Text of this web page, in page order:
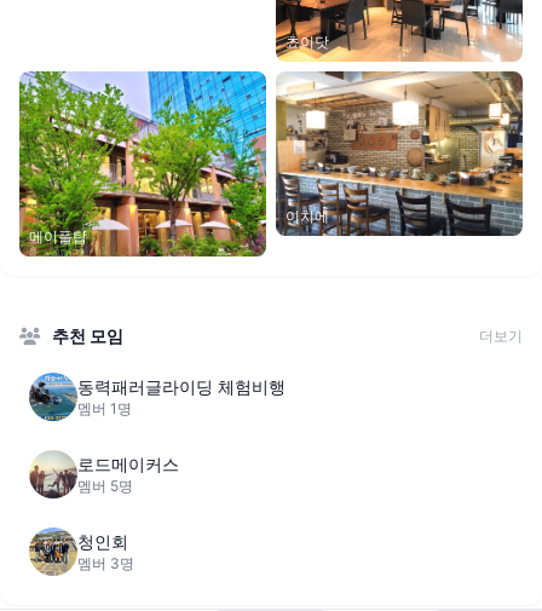
쵸이닷
메이플탑
이치에
추천 모임 더보기
동력패러글라이딩 체험비행
멤버 1명
로드메이커스
멤버 5명
청인회
멤버 3명